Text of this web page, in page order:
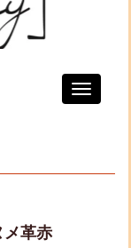
Toggle
メ革赤